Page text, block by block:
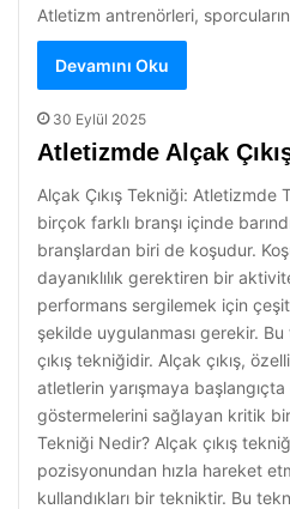
Atletizm antrenörleri,
Devamını Oku
30 Eylül 2025
Atletizmde Alçak
Alçak Çıkış Tekniği: Atletizmde
birçok farklı branşı içinde
branşlardan biri de koşudur.
dayanıklılık gerektiren bir
performans sergilemek için
şekilde uygulanması gerekir.
çıkış tekniğidir. Alçak çıkış,
atletlerin yarışmaya
göstermelerini sağlayan kritik bir
Tekniği Nedir? Alçak çıkış
pozisyonundan hızla hareket
kullandıkları bir tekniktir. Bu